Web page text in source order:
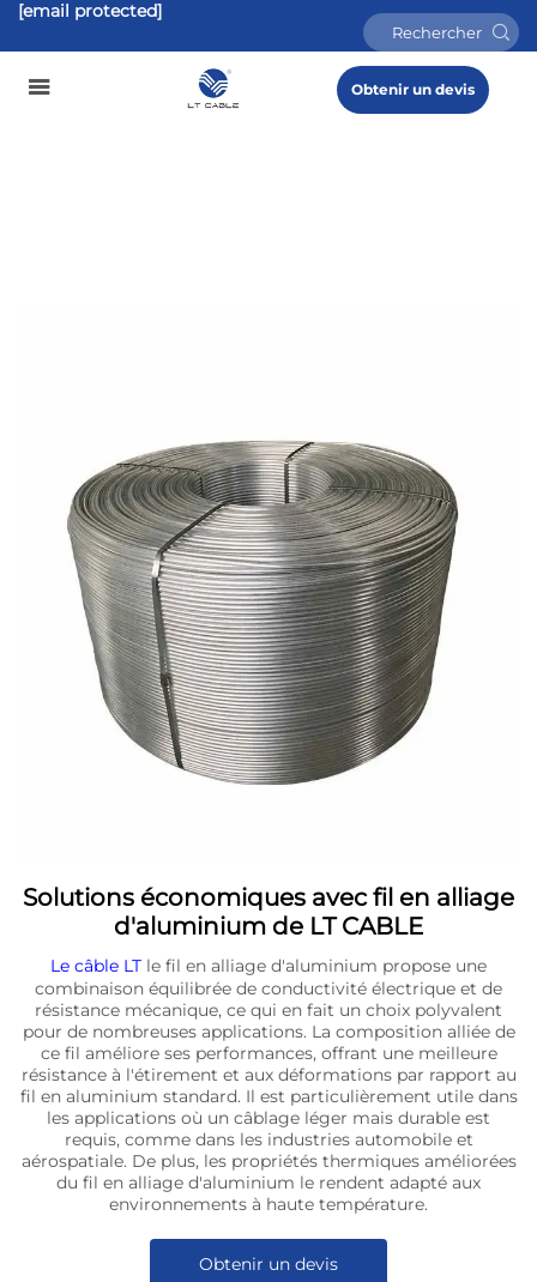
[email protected]
Obtenir un devis
Solutions économiques avec fil en alliage
d'aluminium de LT CABLE
Le câble LT le fil en alliage d'aluminium propose une
combinaison équilibrée de conductivité électrique et de
résistance mécanique, ce qui en fait un choix polyvalent
pour de nombreuses applications. La composition alliée de
ce fil améliore ses performances, offrant une meilleure
résistance à l'étirement et aux déformations par rapport au
fil en aluminium standard. Il est particulièrement utile dans
les applications où un câblage léger mais durable est
requis, comme dans les industries automobile et
aérospatiale. De plus, les propriétés thermiques améliorées
du fil en alliage d'aluminium le rendent adapté aux
environnements à haute température.
Obtenir un devis